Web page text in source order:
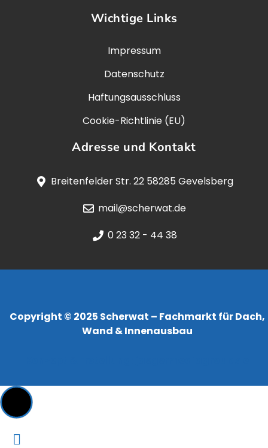
Wichtige Links
Impressum
Datenschutz
Haftungsausschluss
Cookie-Richtlinie (EU)
Adresse und Kontakt
Breitenfelder Str. 22 58285 Gevelsberg
mail@scherwat.de
0 23 32 - 44 38
Copyright © 2025 Scherwat – Fachmarkt für Dach,
Wand & Innenausbau